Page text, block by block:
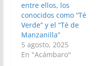
entre ellos, los
conocidos como “Té
Verde” y el “Té de
Manzanilla”
5 agosto, 2025
En "Acámbaro"